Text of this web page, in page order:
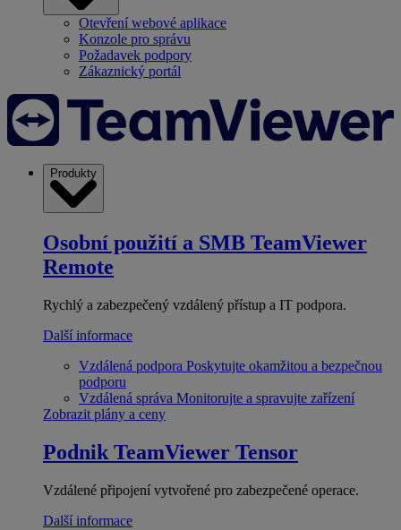
Otevření webové aplikace
Konzole pro správu
Požadavek podpory
Zákaznický portál
Produkty
Osobní použití a SMB TeamViewer
Remote
Rychlý a zabezpečený vzdálený přístup a IT podpora.
Další informace
Vzdálená podpora Poskytujte okamžitou a bezpečnou
podporu
Vzdálená správa Monitorujte a spravujte zařízení
Zobrazit plány a ceny
Podnik TeamViewer Tensor
Vzdálené připojení vytvořené pro zabezpečené operace.
Další informace